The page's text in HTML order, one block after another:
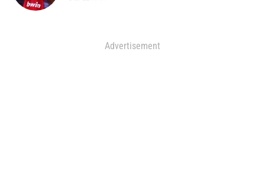
Advertisement